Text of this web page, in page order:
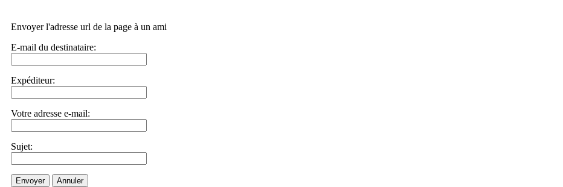
Envoyer l'adresse url de la page à un ami
E-mail du destinataire:
Expéditeur:
Votre adresse e-mail:
Sujet:
Envoyer Annuler